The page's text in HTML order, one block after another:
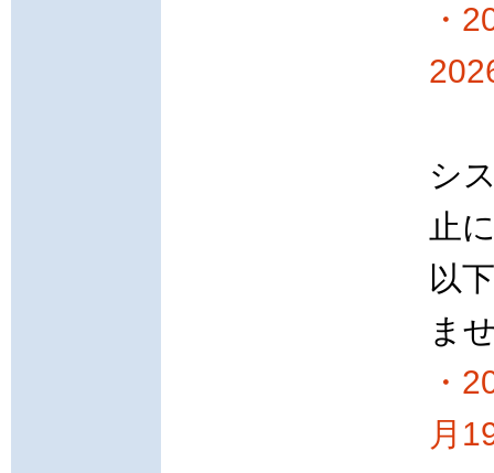
・
シ
止
以
ま
・
月